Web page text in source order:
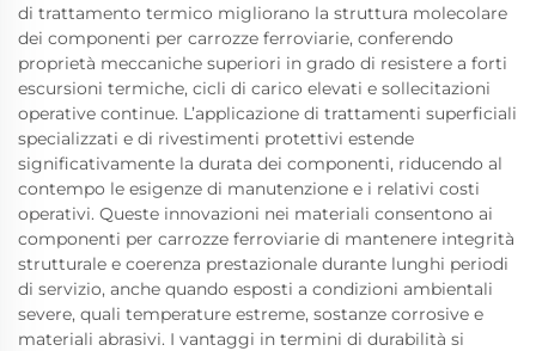
di trattamento termico migliorano la struttura molecolare
dei componenti per carrozze ferroviarie, conferendo
proprietà meccaniche superiori in grado di resistere a forti
escursioni termiche, cicli di carico elevati e sollecitazioni
operative continue. L’applicazione di trattamenti superficiali
specializzati e di rivestimenti protettivi estende
significativamente la durata dei componenti, riducendo al
contempo le esigenze di manutenzione e i relativi costi
operativi. Queste innovazioni nei materiali consentono ai
componenti per carrozze ferroviarie di mantenere integrità
strutturale e coerenza prestazionale durante lunghi periodi
di servizio, anche quando esposti a condizioni ambientali
severe, quali temperature estreme, sostanze corrosive e
materiali abrasivi. I vantaggi in termini di durabilità si